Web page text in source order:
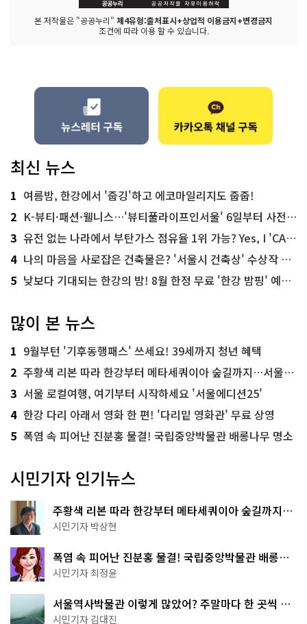
본 저작물은 "공공누리" 제4유형:출처표시+상업적 이용금지+변경금지
조건에 따라 이용 할 수 있습니다.
최신 뉴스
1 여름밤, 한강에서 '줍깅'하고 에코마일리지도 줍줍!
2 K-뷰티·패션·웰니스…'뷰티풀라이프인서울' 6일부터 사전 예약
3 유전 없는 나라에서 부탄가스 점유율 1위 가능? Yes, I 'CAN'
4 나의 마음을 사로잡은 건축물은? '서울시 건축상' 수상작 공개!
5 낮보다 기대되는 한강의 밤! 8월 한정 무료 '한강 밤핑' 예약은?
많이 본 뉴스
1 9월부턴 '기후동행패스' 쓰세요! 39세까지 청년 혜택
2 주황색 리본 따라 한강부터 메타세쿼이아 숲길까지…서울둘레길 15코스
3 서울 로컬여행, 여기부터 시작하세요 '서울에디션25'
4 한강 다리 아래서 영화 한 편! '다리밑 영화관' 무료 상영
5 폭염 속 피어난 진분홍 물결! 국립중앙박물관 배롱나무 명소
시민기자 인기뉴스
주황색 리본 따라 한강부터 메타세쿼이아 숲길까지…
서울둘레길 15코스
시민기자 박상현
폭염 속 피어난 진분홍 물결! 국립중앙박물관 배롱나
무 명소
시민기자 최정윤
서울역사박물관 이렇게 많았어? 주말마다 한 곳씩 떠
나는 역사 산책
시민기자 김대진